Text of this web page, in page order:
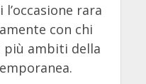
rara
con chi
ambiti della